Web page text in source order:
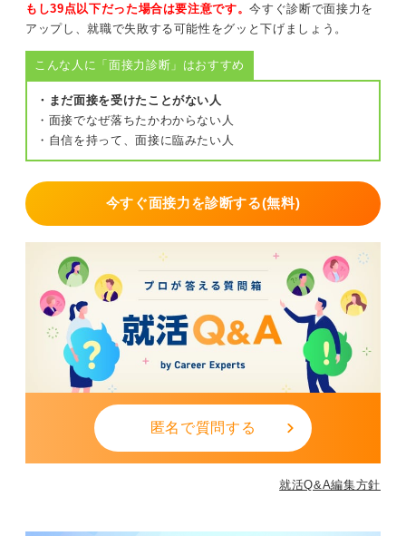
面接は簡潔に！ 作文では起承転結を意識
作文のテーマによっては、面接で話したエピソードと同
じことを書くのも良いです。ただし、表現の仕方に変化
を出してみましょう。
面接では結論から話して、根拠として簡潔にエピソード
をアピールできます。
冗長な文章にならないように注意しながら、面接で触れ
きれなかった部分を伝える気持ちでまとめましょう。
0
もし39点以下だった場合は要注意です。今すぐ診断で面接力を
アップし、就職で失敗する可能性をグッと下げましょう。
こんな人に「面接力診断」はおすすめ
・まだ面接を受けたことがない人
・面接でなぜ落ちたかわからない人
・自信を持って、面接に臨みたい人
今すぐ面接力を診断する(無料)
匿名で質問する
就活Q&A編集方針